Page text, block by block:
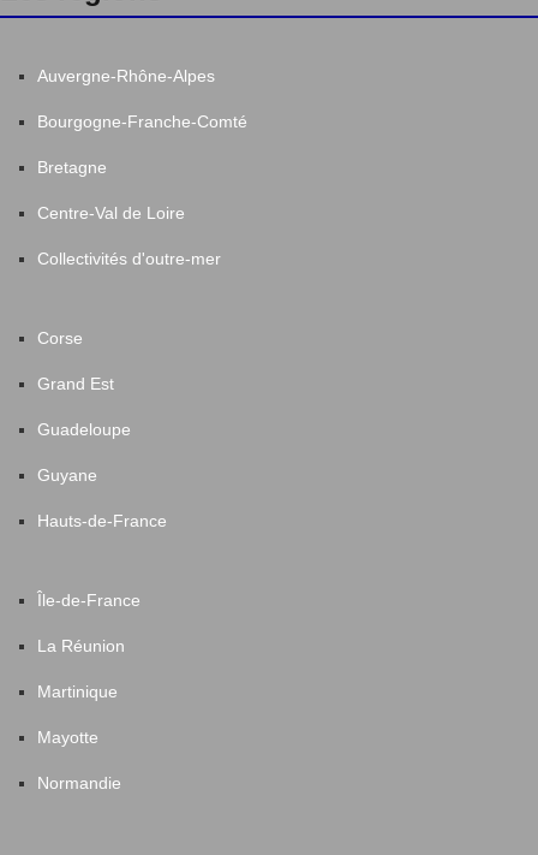
Auvergne-Rhône-Alpes
Bourgogne-Franche-Comté
Bretagne
Centre-Val de Loire
Collectivités d'outre-mer
Corse
Grand Est
Guadeloupe
Guyane
Hauts-de-France
Île-de-France
La Réunion
Martinique
Mayotte
Normandie